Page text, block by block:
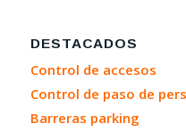
DESTACADOS
Control de accesos
Control de paso de
Barreras parking